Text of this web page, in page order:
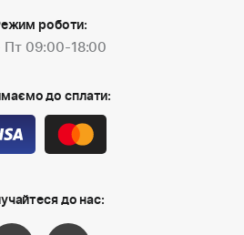
роботи:
Пт 09:00-18:00
до сплати:
до нас: